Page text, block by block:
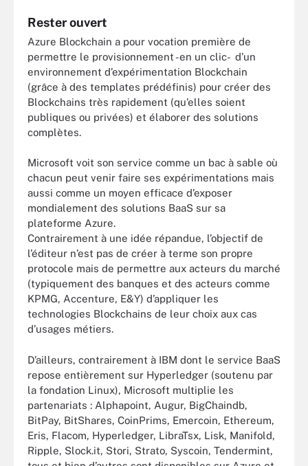
Rester ouvert
Azure Blockchain a pour vocation première de
permettre le provisionnement -en un clic- d’un
environnement d’expérimentation Blockchain
(grâce à des templates prédéfinis) pour créer des
Blockchains très rapidement (qu’elles soient
publiques ou privées) et élaborer des solutions
complètes.
Microsoft voit son service comme un bac à sable où
chacun peut venir faire ses expérimentations mais
aussi comme un moyen efficace d’exposer
mondialement des solutions BaaS sur sa
plateforme Azure.
Contrairement à une idée répandue, l’objectif de
l’éditeur n’est pas de créer à terme son propre
protocole mais de permettre aux acteurs du marché
(typiquement des banques et des acteurs comme
KPMG, Accenture, E&Y) d’appliquer les
technologies Blockchains de leur choix aux cas
d’usages métiers.
D’ailleurs, contrairement à IBM dont le service BaaS
repose entièrement sur Hyperledger (soutenu par
la fondation Linux), Microsoft multiplie les
partenariats : Alphapoint, Augur, BigChaindb,
BitPay, BitShares, CoinPrims, Emercoin, Ethereum,
Eris, Flacom, Hyperledger, LibraTsx, Lisk, Manifold,
Ripple, Slock.it, Stori, Strato, Syscoin, Tendermint,